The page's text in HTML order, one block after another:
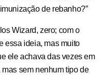
de rebanho?”
Wizard, zero; com o
essa ideia, mas muito
ele achava das vezes em
sem nenhum tipo de